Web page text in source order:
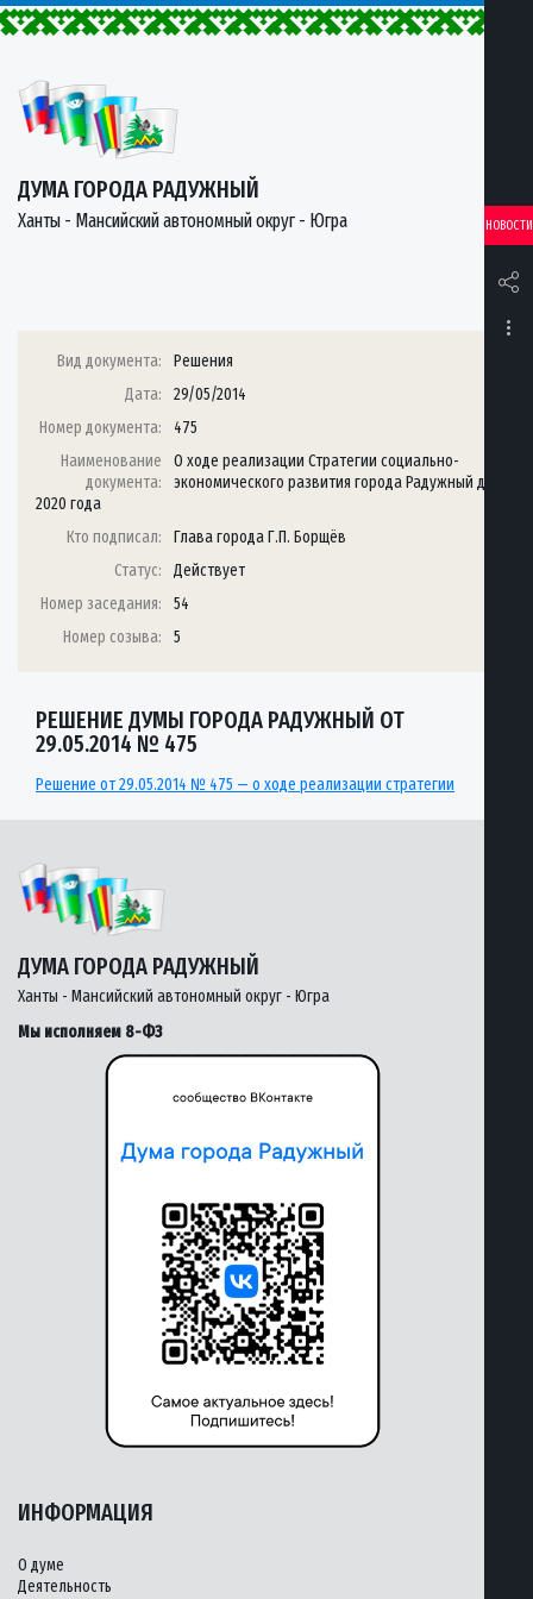
ДУМА ГОРОДА РАДУЖНЫЙ
Ханты - Мансийский автономный округ - Югра НОВОСТИ
Вид документа:
Решения
Дата:
29/05/2014
Номер документа:
475
Наименование
документа:
О ходе реализации Стратегии социально-
экономического развития города Радужный до
2020 года
Кто подписал:
Глава города Г.П. Борщёв
Статус:
Действует
Номер заседания:
54
Номер созыва:
5
РЕШЕНИЕ ДУМЫ ГОРОДА РАДУЖНЫЙ ОТ
29.05.2014 № 475
Решение от 29.05.2014 № 475 — о ходе реализации стратегии
ДУМА ГОРОДА РАДУЖНЫЙ
Ханты - Мансийский автономный округ - Югра
Мы исполняем 8-ФЗ
ИНФОРМАЦИЯ
О думе
Деятельность